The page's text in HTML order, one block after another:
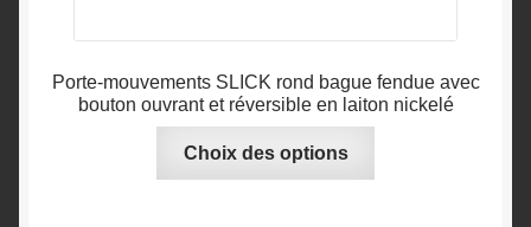
Porte-mouvements SLICK rond bague fendue avec
bouton ouvrant et réversible en laiton nickelé
Choix des options